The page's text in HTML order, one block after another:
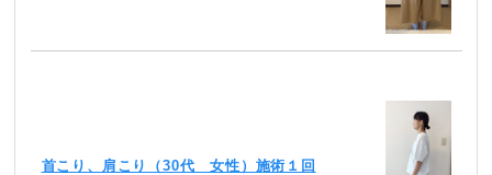
首こり、肩こり（30代 女性）施術１回